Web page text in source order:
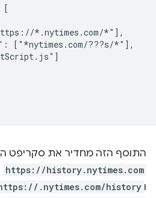
[
*.nytimes.com/*"],
["*nytimes.com/???s/*"],
התוסף הזה מחדיר את סקריפט
https://history.nytimes.com
ו .nytimes.com/history